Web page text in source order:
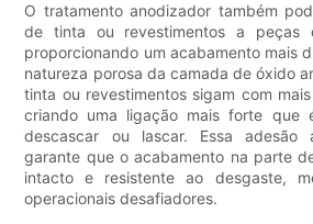
O tratamento anodizador também
de tinta ou revestimentos a peças
proporcionando um acabamento mais
natureza porosa da camada de óxido
tinta ou revestimentos sigam com
criando uma ligação mais forte que
descascar ou lascar. Essa adesão
garante que o acabamento na parte
intacto e resistente ao desgaste,
operacionais desafiadores.